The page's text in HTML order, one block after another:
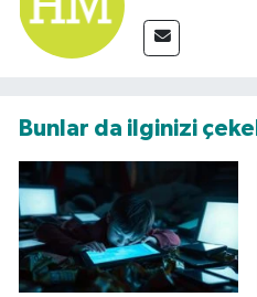
Bunlar da ilginizi